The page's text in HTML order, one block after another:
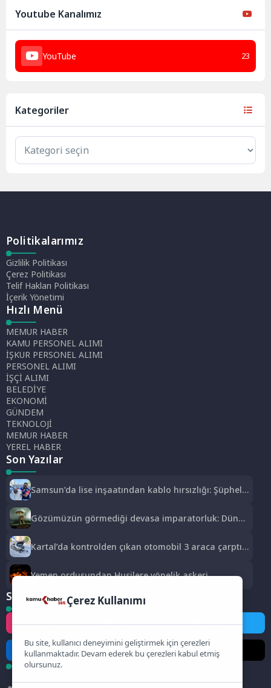
Youtube Kanalımız
YouTube 23
Kategoriler
Politikalarımız
Gizlilik Politikası
Çerez Politikası
Telif Hakları Politikası
İçerik Yönetimi
Hızlı Menü
MEMUR HABER
KAMU PERSONEL ALIMI
İŞKUR PERSONEL ALIMI
PERSONEL ALIMI
İŞÇİ ALIMI
BELEDİYE
EKONOMİ
GÜNDEM
TEKNOLOJİ
MEMUR HABER
YEREL HABER
Son Yazılar
Samsun’da lise inşaatından kablo hırsızlığı: Şüpheli
Gözümüzün görmediği devasa imparatorluk: Dünya
Kartal’da kontrolden çıkan otomobil 3 araca çarptı:
Yemen ordusundan Husilere yönelik askeri
Sosyal Medya
Instagram Facebook Twitter
LinkedIn YouTube TikTok
Çerez Kullanımı
Bu site, kullanıcı deneyimini geliştirmek için çerezleri
kullanmaktadır. Devam ederek bu çerezleri kabul etmiş
olursunuz.